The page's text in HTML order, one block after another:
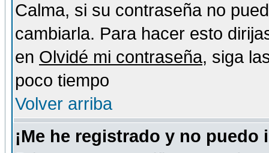
Calma, si su contraseña no
cambiarla. Para hacer esto
en Olvidé mi contraseña, siga
poco tiempo
Volver arriba
¡Me he registrado y no puedo